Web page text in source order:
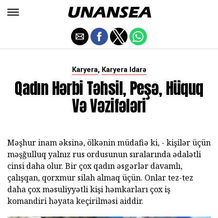
Karyera, Karyera Idarə
Qadın Hərbi Təhsil, Peşə, Hüquq
Və Vəzifələri
Məşhur inam əksinə, ölkənin müdafiə ki, - kişilər üçün
məşğulluq yalnız rus ordusunun sıralarında ədalətli
cinsi daha olur. Bir çox qadın əsgərlər davamlı,
çalışqan, qorxmur silah almaq üçün. Onlar tez-tez
daha çox məsuliyyətli kişi həmkarları çox iş
komandiri həyata keçirilməsi aiddir.